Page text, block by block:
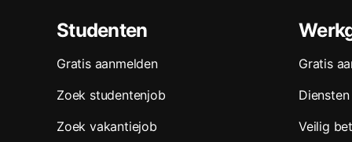
Studenten
Gratis aanmelden
Zoek studentenjob
Zoek vakantiejob
Gratis
Diensten
Veilig